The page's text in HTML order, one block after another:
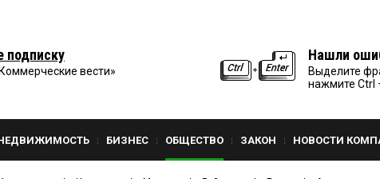
подписку
вести»
Нашли
Выделите
нажмите Ctrl
БИЗНЕС ОБЩЕСТВО ЗАКОН НОВОСТИ